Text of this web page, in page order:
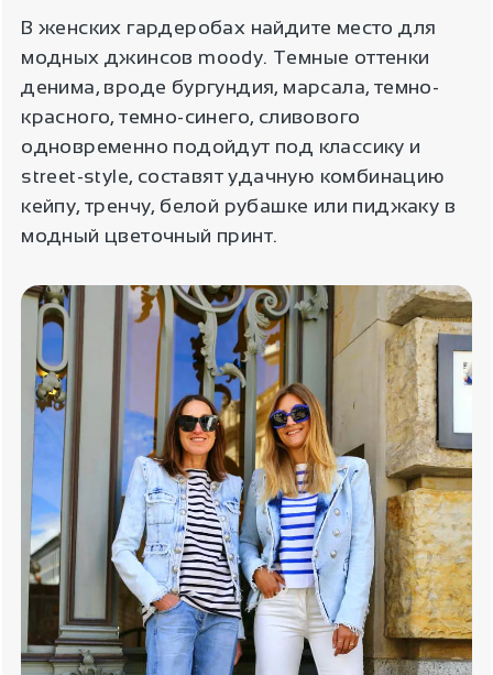
В женских гардеробах найдите место для
модных джинсов moody. Темные оттенки
денима, вроде бургундия, марсала, темно-
красного, темно-синего, сливового
одновременно подойдут под классику и
street-style, составят удачную комбинацию
кейпу, тренчу, белой рубашке или пиджаку в
модный цветочный принт.